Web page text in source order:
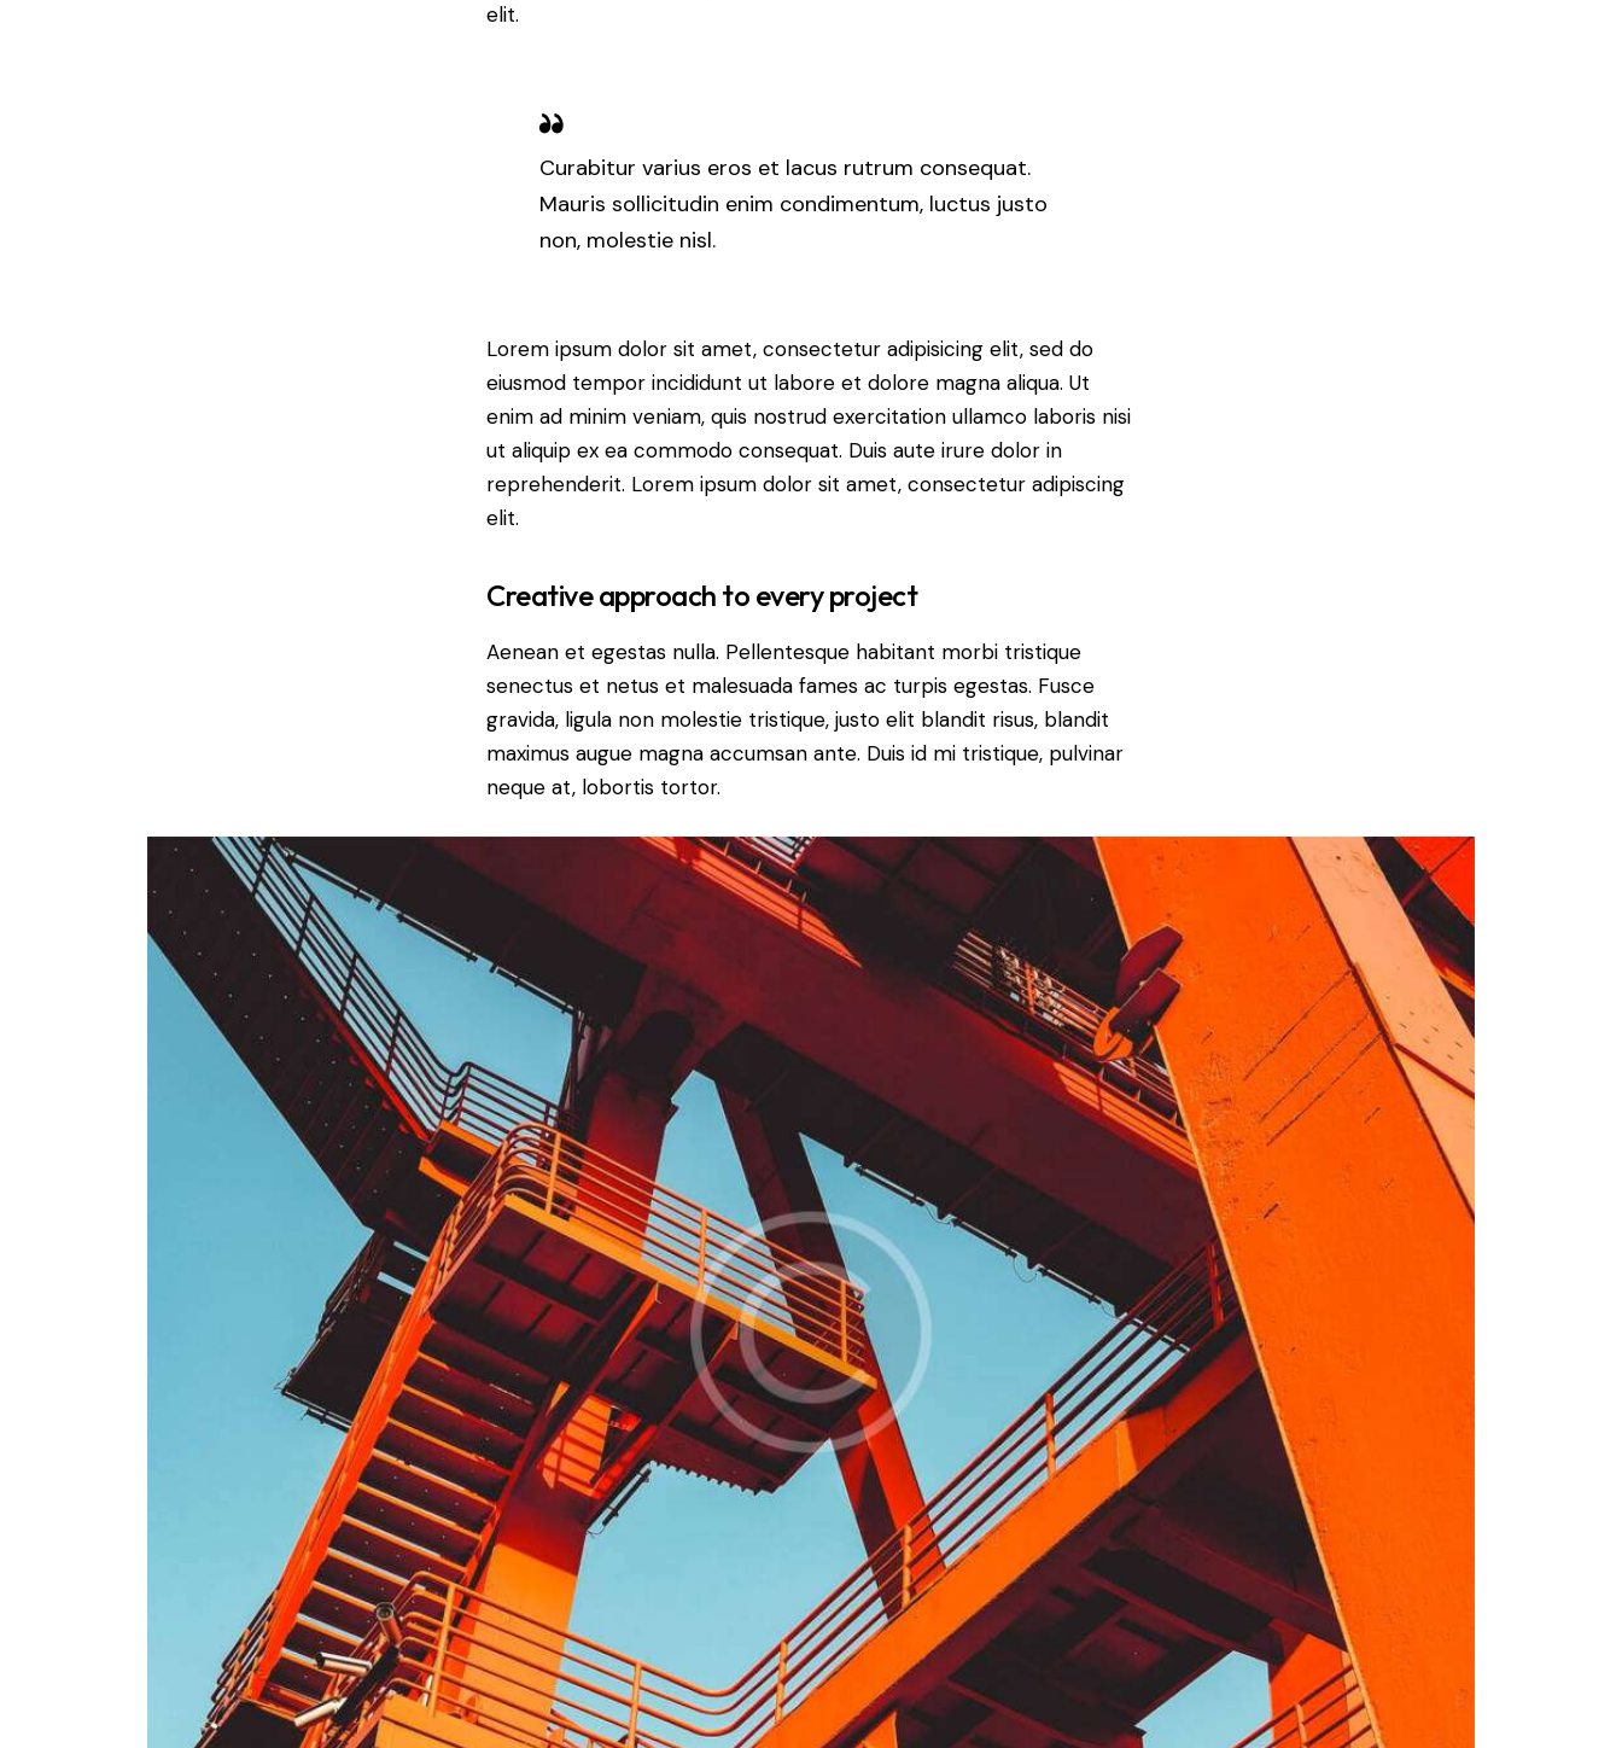
elit.
Curabitur varius eros et lacus rutrum consequat.
Mauris sollicitudin enim condimentum, luctus justo
non, molestie nisl.
Lorem ipsum dolor sit amet, consectetur adipisicing elit, sed do
eiusmod tempor incididunt ut labore et dolore magna aliqua. Ut
enim ad minim veniam, quis nostrud exercitation ullamco laboris nisi
ut aliquip ex ea commodo consequat. Duis aute irure dolor in
reprehenderit. Lorem ipsum dolor sit amet, consectetur adipiscing
elit.
Creative approach to every project
Aenean et egestas nulla. Pellentesque habitant morbi tristique
senectus et netus et malesuada fames ac turpis egestas. Fusce
gravida, ligula non molestie tristique, justo elit blandit risus, blandit
maximus augue magna accumsan ante. Duis id mi tristique, pulvinar
neque at, lobortis tortor.